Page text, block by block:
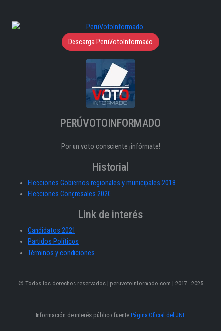
Descarga PeruVotoInformado
PERÚVOTOINFORMADO
Por un voto consciente ¡infórmate!
Historial
Elecciones Gobiernos regionales y municipales 2018
Elecciones Congresales 2020
Link de interés
Candidatos 2021
Partidos Políticos
Términos y condiciones
© Todos los derechos reservados | peruvotoinformado.com | 2017 - 2025
Información de interés público fuente Página Oficial del JNE